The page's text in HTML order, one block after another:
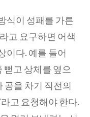
식이 성패를 가른
고 요구하면 어색
이다. 예를 들어
뻗고 상체를 옆으
공을 차기 직전의
고 요청해야 한다.